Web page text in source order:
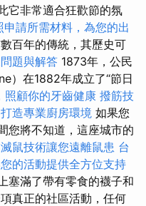
它非常適合狂歡節的氛
申請所需材料，為您的出
百年的傳統，其歷史可
題與解答 1873年，公民
）在1882年成立了“節日
照顧你的牙齒健康 撥筋技
造專業廚房環境 如果您
您將不知道，這座城市的
鼠技術讓您遠離鼠患 台
的活動提供全方位支持
塞滿了帶有零食的襪子和
真正的社區活動，任何